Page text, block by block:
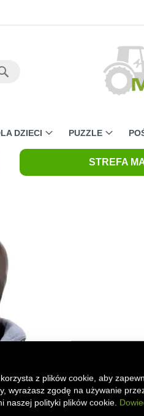
z plików cookie, aby
wyrażasz zgodę na używanie
naszej polityki plików cookie.
DZIECI PUZZLE
STREFA